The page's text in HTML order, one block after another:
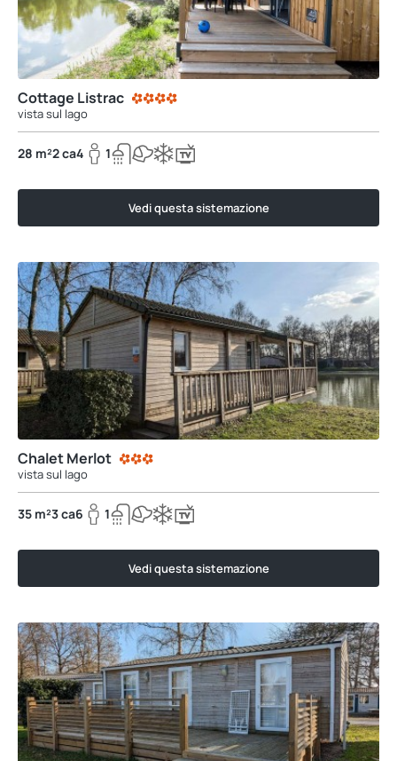
Cottage Listrac
vista sul lago
28 m²2 ca4 1
Vedi questa sistemazione
Chalet Merlot
vista sul lago
35 m²3 ca6 1
Vedi questa sistemazione